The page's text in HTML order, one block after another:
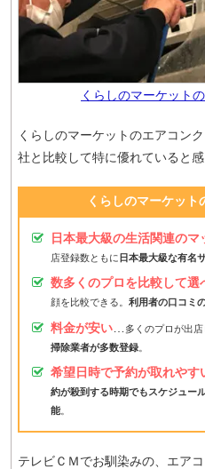
くらしのマーケット
くらしのマーケットのエアコン
社と比較して特に優れていると
くらしのマーケット
日本最大級の生活関連のマ
店登録数ともに 日本最大級な有名
数多くのプロを比較して選
顔を比較できる。 利用者の口コミ
料金が安い… 多くのプロが出店
掃除業者が多数登録。
希望日時で予約が取れやす
約が殺到する時期でもスケジュー
能。
テレビＣＭでお馴染みの、エア